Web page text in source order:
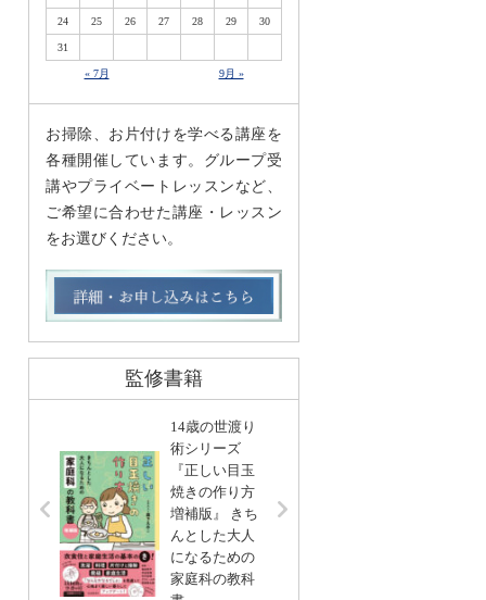
24 25 26 27 28 29 30
31
« 7月 9月 »
お掃除、お片付けを学べる講座を
各種開催しています。グループ受
講やプライベートレッスンなど、
ご希望に合わせた講座・レッスン
をお選びください。
監修書籍
14歳の世渡り
術シリーズ
『正しい目玉
焼きの作り方
増補版』 きち
んとした大人
になるための
家庭科の教科